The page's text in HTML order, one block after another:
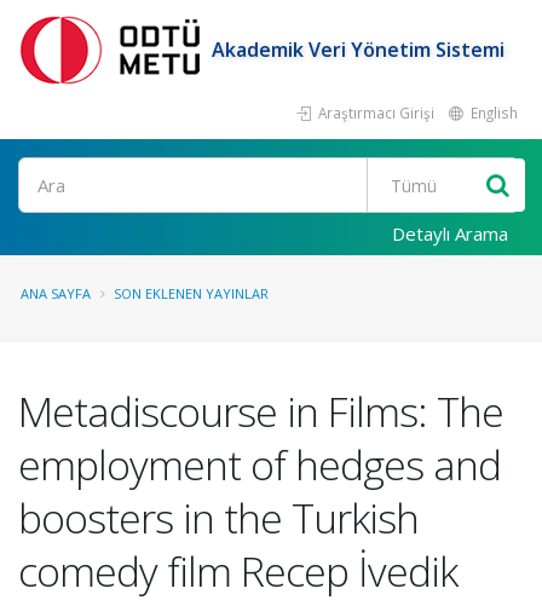
Akademik Veri Yönetim Sistemi
Araştırmacı Girişi English
Ara
Detaylı Arama
ANA SAYFA SON EKLENEN YAYINLAR
Metadiscourse in Films: The
employment of hedges and
boosters in the Turkish
comedy film Recep İvedik